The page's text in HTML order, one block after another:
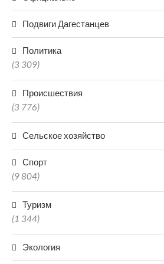
Подвиги Дагестанцев
Политика
(3 309)
Происшествия
(3 776)
Сельское хозяйство
Спорт
(9 804)
Туризм
(1 344)
Экология